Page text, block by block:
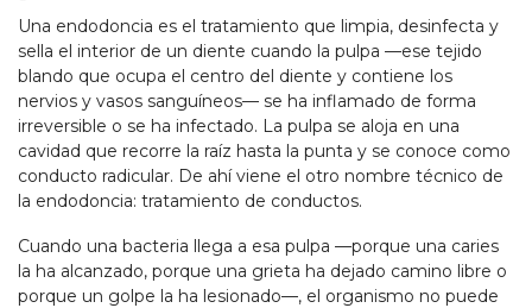
Una endodoncia es el tratamiento que limpia, desinfecta y
sella el interior de un diente cuando la pulpa —ese tejido
blando que ocupa el centro del diente y contiene los
nervios y vasos sanguíneos— se ha inflamado de forma
irreversible o se ha infectado. La pulpa se aloja en una
cavidad que recorre la raíz hasta la punta y se conoce como
conducto radicular. De ahí viene el otro nombre técnico de
la endodoncia: tratamiento de conductos.
Cuando una bacteria llega a esa pulpa —porque una caries
la ha alcanzado, porque una grieta ha dejado camino libre o
porque un golpe la ha lesionado—, el organismo no puede